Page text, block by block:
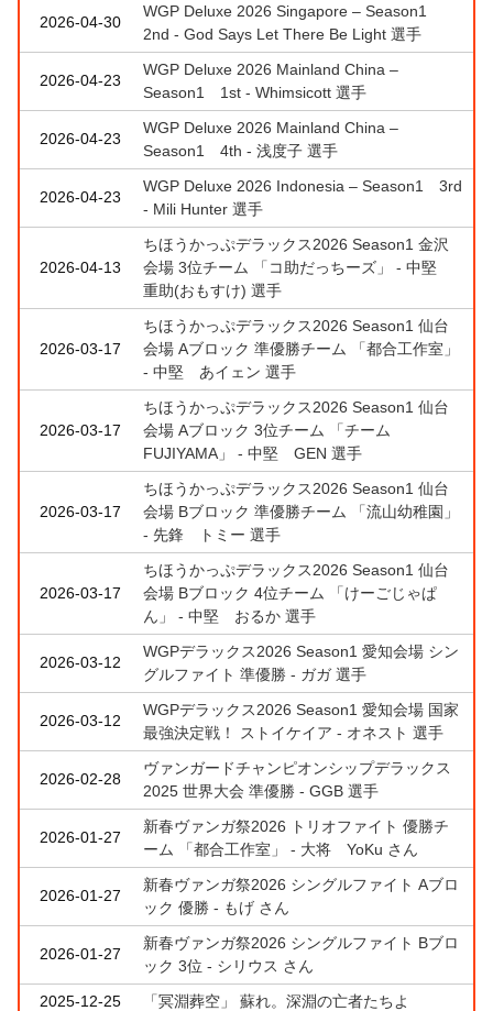
2026-04-30
WGP Deluxe 2026 Singapore – Season1
2nd - God Says Let There Be Light 選手
2026-04-23
WGP Deluxe 2026 Mainland China –
Season1 1st - Whimsicott 選手
2026-04-23
WGP Deluxe 2026 Mainland China –
Season1 4th - 浅度子 選手
2026-04-23
WGP Deluxe 2026 Indonesia – Season1 3rd
- Mili Hunter 選手
2026-04-13
ちほうかっぷデラックス2026 Season1 金沢
会場 3位チーム 「コ助だっちーズ」 - 中堅
重助(おもすけ) 選手
2026-03-17
ちほうかっぷデラックス2026 Season1 仙台
会場 Aブロック 準優勝チーム 「都合工作室」
- 中堅 あイェン 選手
2026-03-17
ちほうかっぷデラックス2026 Season1 仙台
会場 Aブロック 3位チーム 「チーム
FUJIYAMA」 - 中堅 GEN 選手
2026-03-17
ちほうかっぷデラックス2026 Season1 仙台
会場 Bブロック 準優勝チーム 「流山幼稚園」
- 先鋒 トミー 選手
2026-03-17
ちほうかっぷデラックス2026 Season1 仙台
会場 Bブロック 4位チーム 「けーごじゃぱ
ん」 - 中堅 おるか 選手
2026-03-12
WGPデラックス2026 Season1 愛知会場 シン
グルファイト 準優勝 - ガガ 選手
2026-03-12
WGPデラックス2026 Season1 愛知会場 国家
最強決定戦！ ストイケイア - オネスト 選手
2026-02-28
ヴァンガードチャンピオンシップデラックス
2025 世界大会 準優勝 - GGB 選手
2026-01-27
新春ヴァンガ祭2026 トリオファイト 優勝チ
ーム 「都合工作室」 - 大将 YoKu さん
2026-01-27
新春ヴァンガ祭2026 シングルファイト Aブロ
ック 優勝 - もげ さん
2026-01-27
新春ヴァンガ祭2026 シングルファイト Bブロ
ック 3位 - シリウス さん
2025-12-25
「冥淵葬空」 蘇れ。深淵の亡者たちよ